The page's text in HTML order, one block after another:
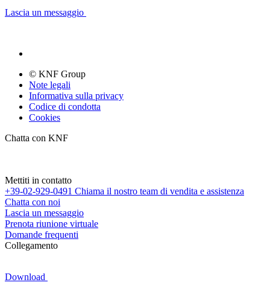
Lascia un messaggio
© KNF Group
Note legali
Informativa sulla privacy
Codice di condotta
Cookies
Chatta con KNF
Mettiti in contatto
+39-02-929-0491 Chiama il nostro team di vendita e assistenza
Chatta con noi
Lascia un messaggio
Prenota riunione virtuale
Domande frequenti
Collegamento
Download